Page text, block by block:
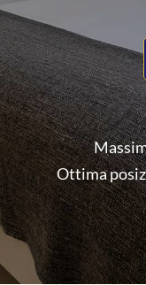
Ottima